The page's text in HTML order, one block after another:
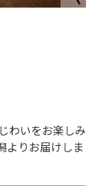
わいをお楽しみ
よりお届けしま